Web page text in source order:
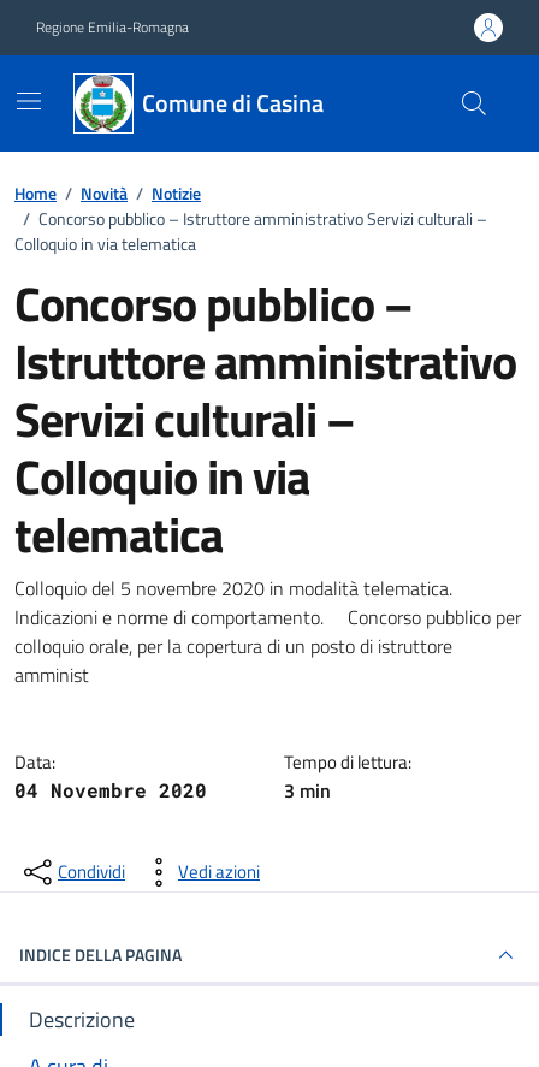
Regione Emilia-Romagna
Comune di Casina
Home / Novità / Notizie
/ Concorso pubblico – Istruttore amministrativo Servizi culturali –
Colloquio in via telematica
Concorso pubblico –
Istruttore amministrativo
Servizi culturali –
Colloquio in via
telematica
Dettagli della notizia
Colloquio del 5 novembre 2020 in modalità telematica.
Indicazioni e norme di comportamento. Concorso pubblico per
colloquio orale, per la copertura di un posto di istruttore
amminist
Data:
04 Novembre 2020
Tempo di lettura:
3 min
Condividi Vedi azioni
INDICE DELLA PAGINA
Descrizione